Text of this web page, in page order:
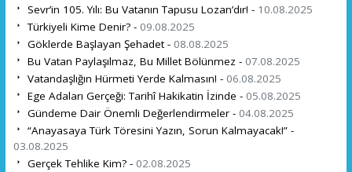
Sevr’in 105. Yılı: Bu Vatanın Tapusu Lozan’dır! - 10.08.2025
Türkiyeli Kime Denir? - 09.08.2025
Göklerde Başlayan Şehadet - 08.08.2025
Bu Vatan Paylaşılmaz, Bu Millet Bölünmez - 07.08.2025
Vatandaşlığın Hürmeti Yerde Kalmasın! - 06.08.2025
Ege Adaları Gerçeği: Tarihî Hakikatin İzinde - 05.08.2025
Gündeme Dair Önemli Değerlendirmeler - 04.08.2025
“Anayasaya Türk Töresini Yazın, Sorun Kalmayacak!” -
03.08.2025
Gerçek Tehlike Kim? - 02.08.2025